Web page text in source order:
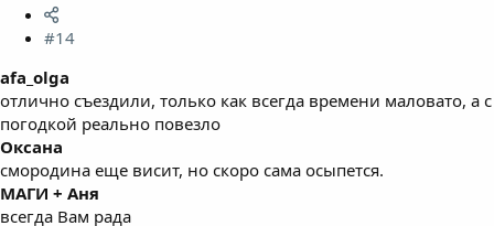
#14
afa_olga
отлично съездили, только как всегда времени маловато, а с
погодкой реально повезло
Оксана
смородина еще висит, но скоро сама осыпется.
МАГИ + Аня
всегда Вам рада